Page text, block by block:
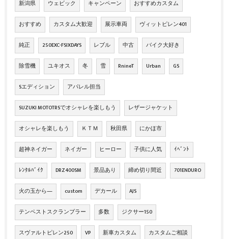
新潟県 ウェビック キャンペーン おすすめカスタム
おすすめ カスタム大歓迎 展示車両 ヴィットピレン401
純正 250EXC-FSIXDAYS レブル 中古 バイク大好き
除雪機 ユキオス 冬 雪 RnineT Urban GS
Sエディション アパレル担当
SUZUKI MOTOTRSでオシャレを楽しもう レザージャケット
オシャレを楽しもう ＫＴＭ 秋田県 にかほ市
超神ネイガー ネイガー ヒーロー 子供に人気 ｲﾍﾞﾝﾄ
ﾚﾝﾀﾙﾊﾞｲｸ DRZ400SM 景品あり 締め切り間近 701ENDURO
火の玉から― custom デカール AJS
テンペストスクランブラー 多数 ジクサー150
スヴァルトピレン250 VP 新車カスタム カスタムご相談